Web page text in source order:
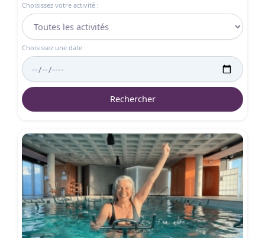
Choisissez votre activité :
Choisissez une date :
Rechercher